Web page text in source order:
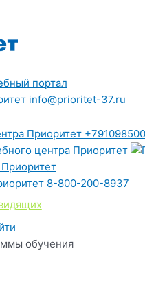
портал
info@prioritet-37.ru
8-800-200-8937
обучения